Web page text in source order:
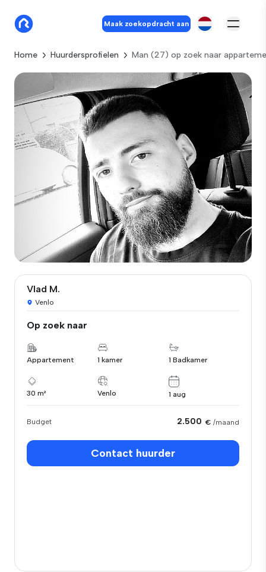
Maak zoekopdracht aan
Home Huurdersprofielen Man (27) op zoek naar
Vlad M.
Venlo
Op zoek naar
Appartement 1 kamer 1 Badkamer
30 m² Venlo 1 aug
Budget 2.500 € /maand
Contact huurder